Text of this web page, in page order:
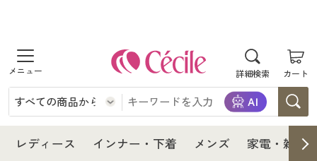
詳細検索 カート
商品を探す
レディース
インナー・下着
レディース インナー・下着 メンズ 家電・雑貨
レディース
レディース通販すべて
レディースファッション
インナー・下着
インナー・下着通販すべて
メンズ